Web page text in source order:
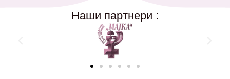
Наши партнери :